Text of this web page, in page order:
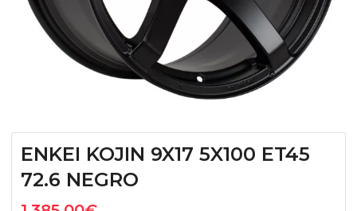
ENKEI KOJIN 9X17 5X100 ET45
72.6 NEGRO